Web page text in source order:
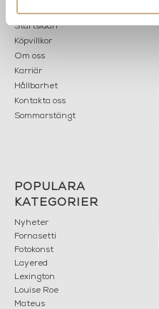
Startsidan
Köpvillkor
Om oss
Karriär
Hållbarhet
Kontakta oss
Sommarstängt
POPULÄRA
KATEGORIER
Nyheter
Fornasetti
Fotokonst
Layered
Lexington
Louise Roe
Mateus